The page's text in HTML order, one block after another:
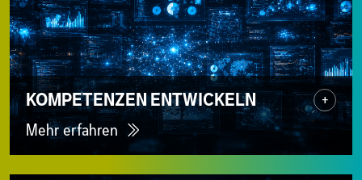
KOMPETENZEN ENTWICKELN +
Mehr erfahren